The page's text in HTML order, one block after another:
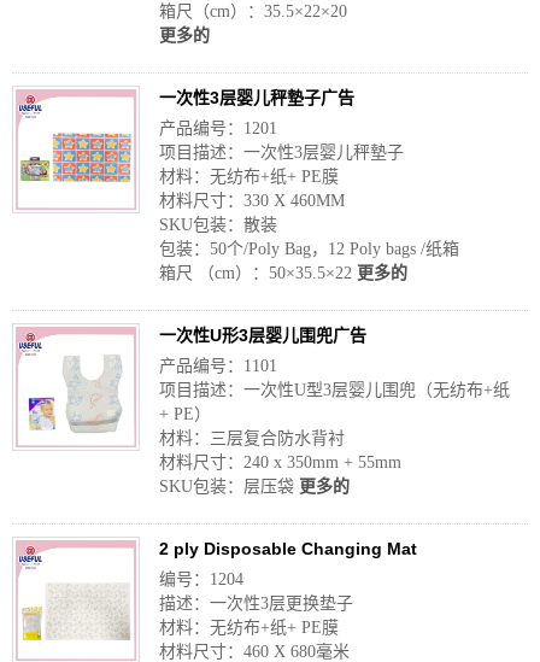
箱尺（cm）：35.5×22×20
更多的
一次性3层婴儿秤墊子广告
产品编号：1201
项目描述：一次性3层婴儿秤墊子
材料：无纺布+纸+ PE膜
材料尺寸：330 X 460MM
SKU包装：散装
包装：50个/Poly Bag，12 Poly bags /纸箱
箱尺 （cm）：50×35.5×22 更多的
一次性U形3层婴儿围兜广告
产品编号：1101
项目描述：一次性U型3层婴儿围兜（无纺布+纸
+ PE）
材料：三层复合防水背衬
材料尺寸：240 x 350mm + 55mm
SKU包装：层压袋 更多的
2 ply Disposable Changing Mat
编号：1204
描述：一次性3层更换垫子
材料：无纺布+纸+ PE膜
材料尺寸：460 X 680毫米